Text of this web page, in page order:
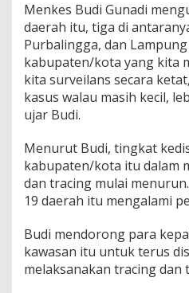
a
s
K
t
a
Menkes Budi Gunadi
daerah itu, tiga di
Purbalingga, dan
kabupaten/kota yang kita
kita surveilans secara
kasus walau masih kecil,
ujar Budi.
Menurut Budi, tingkat
kabupaten/kota itu dalam
dan tracing mulai
19 daerah itu mengalami
Budi mendorong para
kawasan itu untuk terus
melaksanakan tracing dan